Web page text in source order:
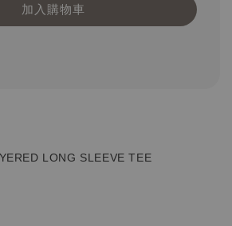
加入購物車
LONG SLEEVE TEE